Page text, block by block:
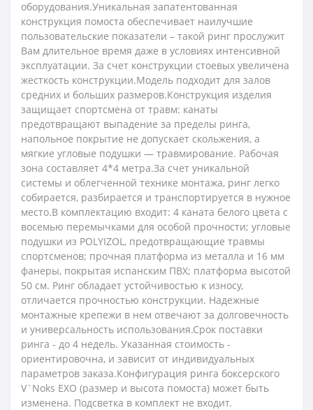
оборудования.Уникальная запатентованная
конструкция помоста обеспечивает наилучшие
пользовательские показатели – такой ринг прослужит
Вам длительное время даже в условиях интенсивной
эксплуатации. За счет конструкции стоевых увеличена
жесткость конструкции.Модель подходит для залов
средних и больших размеров.Конструкция изделия
защищает спортсмена от травм: канаты
предотвращают выпадение за пределы ринга,
напольное покрытие не допускает скольжения, а
мягкие угловые подушки — травмирование. Рабочая
зона составляет 4*4 метра.За счет уникальной
системы и облегченной технике монтажа, ринг легко
собирается, разбирается и транспортируется в нужное
место.В комплектацию входит: 4 каната белого цвета с
восемью перемычками для особой прочности; угловые
подушки из POLYIZOL, предотвращающие травмы
спортсменов; прочная платформа из металла и 16 мм
фанеры, покрытая испанским ПВХ; платформа высотой
50 см. Ринг обладает устойчивостью к износу,
отличается прочностью конструкции. Надежные
монтажные крепежи в нем отвечают за долговечность
и универсальность использования.Срок поставки
ринга - до 4 недель. Указанная стоимость -
ориентировочна, и зависит от индивидуальных
параметров заказа.Конфигурация ринга боксерского
V`Noks EXO (размер и высота помоста) может быть
изменена. Подсветка в комплект не входит.